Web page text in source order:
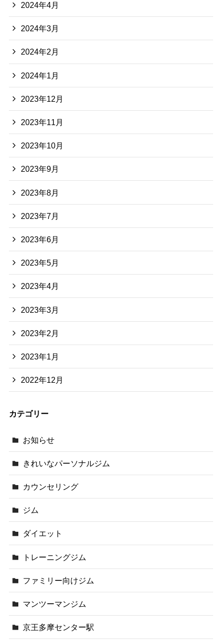
2024年4月
2024年3月
2024年2月
2024年1月
2023年12月
2023年11月
2023年10月
2023年9月
2023年8月
2023年7月
2023年6月
2023年5月
2023年4月
2023年3月
2023年2月
2023年1月
2022年12月
カテゴリー
お知らせ
きれいなパーソナルジム
カウンセリング
ジム
ダイエット
トレーニングジム
ファミリー向けジム
マンツーマンジム
京王多摩センター駅